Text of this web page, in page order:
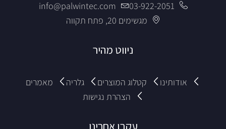
03-922-2051
info@palwintec.com
מגשימים 20, פתח תקווה
ניווט מהיר
אודותינו קטלוג המוצרים גלריה
מאמרים
הצהרת נגישות
עקבו אחרינו